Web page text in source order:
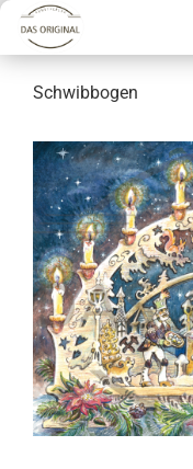
Schwibbogen